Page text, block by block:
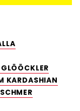
KARDASHIAN